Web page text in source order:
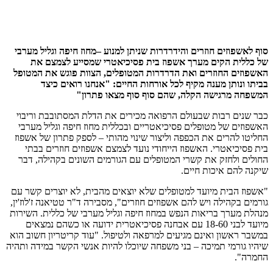
סוף לאשפוזים חוזרים והידרדרות שניתן למנוע –מחוז חיפה וגליל מערבי
של כללית הקים מערך אשפוז בית פסיכיאטרי שמסייע לצמצם את
האשפוזים החוזרים ואת הדרדרות המטופלים, הצוות פוגש את המטופל
בביתו ונותן מענה מקיף לכל אורחות החיים: "אנחנו רואים כיצד
המשפחה מרגישה הקלה, שהם סוף סוף מצאו פתרון"
כבר שנים רבות שבעולם הרפואה מכירים את הדלת המסתובבת וריבוי
האשפוזים של מטופלים פסיכיאטריים ובכללית מחוז חיפה וגליל מערבי
החליטו להרים את הכפפה וליצור שינוי מהותי – לספק פתרון של אשפוז
בית פסיכיאטרי. האשפוז הייחודי נועד לצמצם אשפוזים חוזרים בבתי
החולים ולחזק את קשרי המטופלים עם הגורמים השונים בקהילה, דבר
שיקנה להם איכות חיים.
"אשפוז הבית מיועד למטופלים שלא יוצאים מהבית, לא יוצרים קשר עם
גורמים בקהילה ויש להם אשפוזים חוזרים", מסבירה ד"ר טטיאנה ז'לוז'ין,
מנהלת מערך בריאות הנפש במחוז חיפה וגליל מערבי של כללית. השירות
מיועד לבני 18-60 עם אבחנה פסיכיאטרית ידועה או כשהם נמצאים
במשבר ראשון ואינם מגיעים למרפאה ולטיפול. "עוד קריטריון חשוב הוא
שיהיו גורמי תמיכה – בני משפחה שיוכלו להיות אנשי הקשר במידה ותהיה
החמרה".